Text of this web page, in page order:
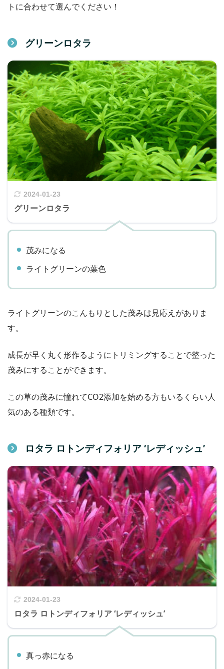
トに合わせて選んでください！
グリーンロタラ
2024-01-23
グリーンロタラ
茂みになる
ライトグリーンの葉色
ライトグリーンのこんもりとした茂みは見応えがありま
す。
成長が早く丸く形作るようにトリミングすることで整った
茂みにすることができます。
この草の茂みに憧れてCO2添加を始める方もいるくらい人
気のある種類です。
ロタラ ロトンディフォリア ‘レディッシュ’
2024-01-23
ロタラ ロトンディフォリア ‘レディッシュ’
真っ赤になる